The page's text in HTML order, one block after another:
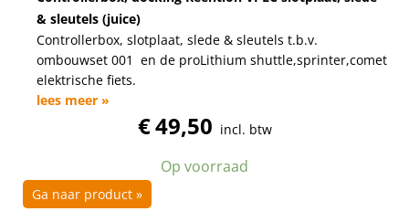
& sleutels (juice)
Controllerbox, slotplaat, slede & sleutels t.b.v.
ombouwset 001 en de proLithium shuttle,sprinter,comet
elektrische fiets.
lees meer »
€49,50 incl. btw
Op voorraad
Ga naar product »